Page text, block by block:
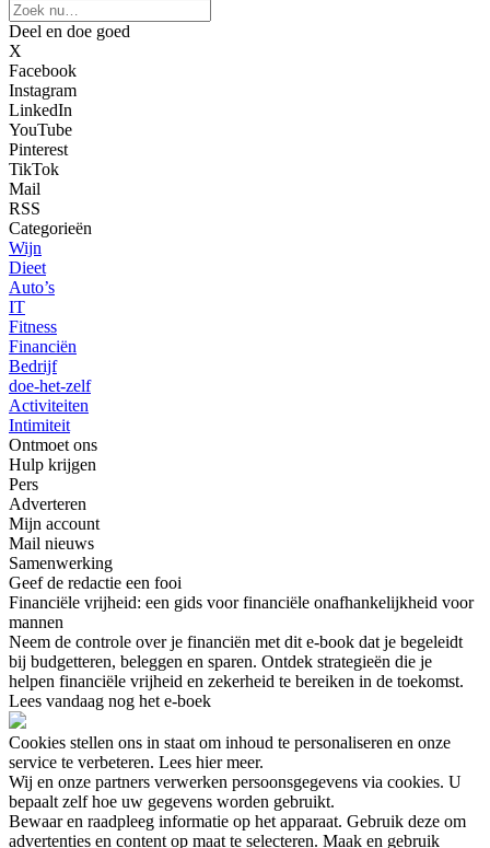
Deel en doe goed
X
Facebook
Instagram
LinkedIn
YouTube
Pinterest
TikTok
Mail
RSS
Categorieën
Wijn
Dieet
Auto’s
IT
Fitness
Financiën
Bedrijf
doe-het-zelf
Activiteiten
Intimiteit
Ontmoet ons
Hulp krijgen
Pers
Adverteren
Mijn account
Mail nieuws
Samenwerking
Geef de redactie een fooi
Financiële vrijheid: een gids voor financiële onafhankelijkheid voor
mannen
Neem de controle over je financiën met dit e-book dat je begeleidt
bij budgetteren, beleggen en sparen. Ontdek strategieën die je
helpen financiële vrijheid en zekerheid te bereiken in de toekomst.
Lees vandaag nog het e-boek
Cookies stellen ons in staat om inhoud te personaliseren en onze
service te verbeteren. Lees hier meer.
Wij en onze partners verwerken persoonsgegevens via cookies. U
bepaalt zelf hoe uw gegevens worden gebruikt.
Bewaar en raadpleeg informatie op het apparaat. Gebruik deze om
advertenties en content op maat te selecteren. Maak en gebruik